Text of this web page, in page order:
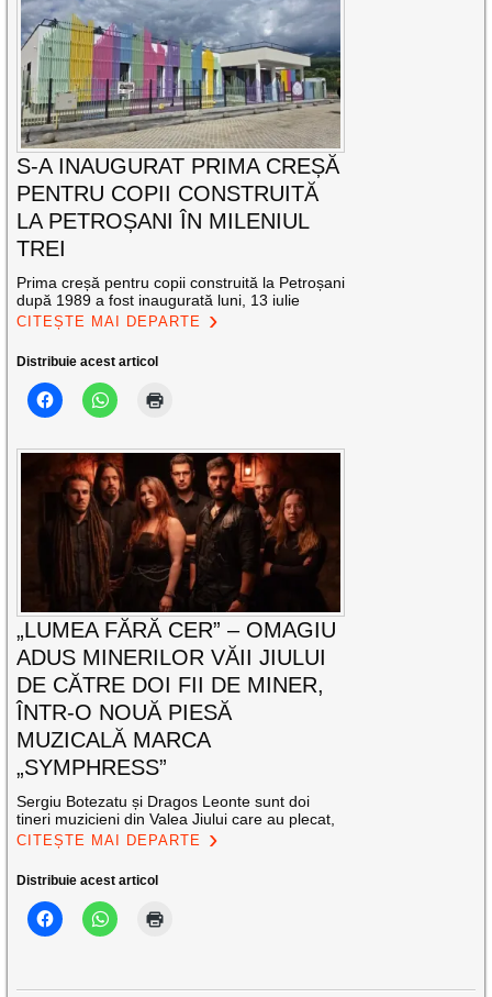
S-A INAUGURAT PRIMA CREȘĂ
PENTRU COPII CONSTRUITĂ
LA PETROȘANI ÎN MILENIUL
TREI
Prima creșă pentru copii construită la Petroșani
după 1989 a fost inaugurată luni, 13 iulie
CITEȘTE MAI DEPARTE
Distribuie acest articol
„LUMEA FĂRĂ CER” – OMAGIU
ADUS MINERILOR VĂII JIULUI
DE CĂTRE DOI FII DE MINER,
ÎNTR-O NOUĂ PIESĂ
MUZICALĂ MARCA
„SYMPHRESS”
Sergiu Botezatu și Dragos Leonte sunt doi
tineri muzicieni din Valea Jiului care au plecat,
CITEȘTE MAI DEPARTE
Distribuie acest articol